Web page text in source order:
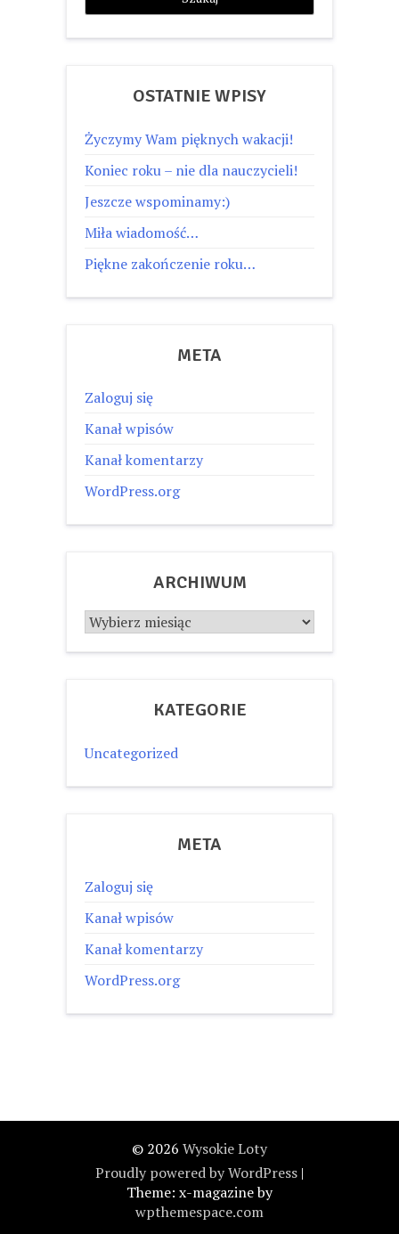
OSTATNIE WPISY
Życzymy Wam pięknych wakacji!
Koniec roku – nie dla nauczycieli!
Jeszcze wspominamy:)
Miła wiadomość…
Piękne zakończenie roku…
META
Zaloguj się
Kanał wpisów
Kanał komentarzy
WordPress.org
ARCHIWUM
Archiwum
KATEGORIE
Uncategorized
META
Zaloguj się
Kanał wpisów
Kanał komentarzy
WordPress.org
© 2026 Wysokie Loty
Proudly powered by WordPress |
Theme: x-magazine by
wpthemespace.com